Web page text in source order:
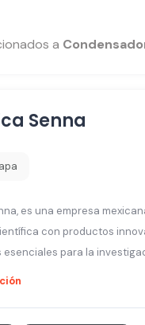
a
Senna
es una empresa
con productos
esenciales para la